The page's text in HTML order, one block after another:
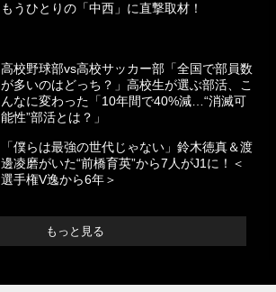
もうひとりの「中西」に直撃取材！
高校野球部vs高校サッカー部「全国で部員数
が多いのはどっち？」高校生が選ぶ部活、こ
んなに変わった「10年間で40%減…“消滅可
能性”部活とは？」
「僕らは最強の世代じゃない」鈴木徳真＆渡
邊凌磨がいた“前橋育英”から7人がJ1に！＜
選手権V逸から6年＞
もっと見る